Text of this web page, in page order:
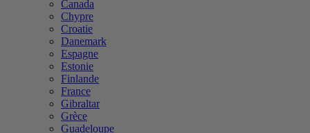
Canada
Chypre
Croatie
Danemark
Espagne
Estonie
Finlande
France
Gibraltar
Grèce
Guadeloupe